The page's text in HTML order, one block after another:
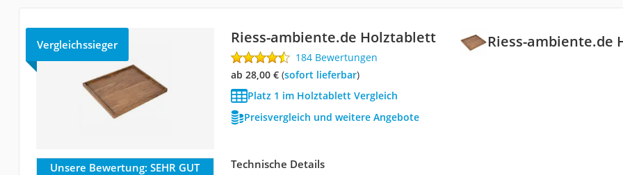
Riess-ambiente.de
Vergleichssieger Riess-ambiente.de Holztablett
184 Bewertungen
ab 28,00 €( Sofort lieferbar)
Platz 1 im Holztablett Vergleich
Preisvergleich und weitere Angebote
Unsere Bewertung: SEHR GUT
Technische Details